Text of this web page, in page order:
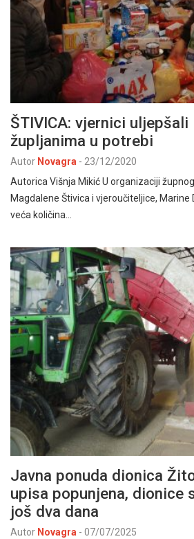
ŠTIVICA: vjernici uljepšali
župljanima u potrebi
Autor Novagra - 23/12/2020
Autorica Višnja Mikić U organizaciji
Magdalene Štivica i vjeroučiteljice, Marine
veća količina…
Javna ponuda dionica
upisa popunjena, dionice
još dva dana
Autor Novagra - 07/07/2025